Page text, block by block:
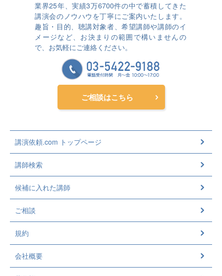
業界25年、実績3万6700件の中で蓄積してきた
講演会のノウハウを丁寧にご案内いたします。
趣旨・目的、聴講対象者、希望講師や講師のイ
メージなど、お決まりの範囲で構いませんの
で、お気軽にご連絡ください。
ご相談はこちら
講演依頼.com トップページ
講師検索
候補に入れた講師
ご相談
規約
会社概要